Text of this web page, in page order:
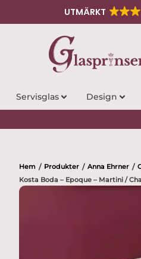
UTMÄRKT
Servisglas Design
Hem / Produkter / Anna Ehrner /
Kosta Boda – Epoque – Martini /